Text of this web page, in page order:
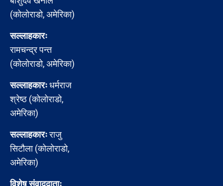
(कोलोराडो, अमेरिका)
सल्लाहकारः
रामचन्द्र पन्त
(कोलोराडो, अमेरिका)
सल्लाहकारःधर्मराज
श्रेष्ठ (कोलोराडो,
अमेरिका)
सल्लाहकारःराजु
सिटौला (कोलोराडो,
अमेरिका)